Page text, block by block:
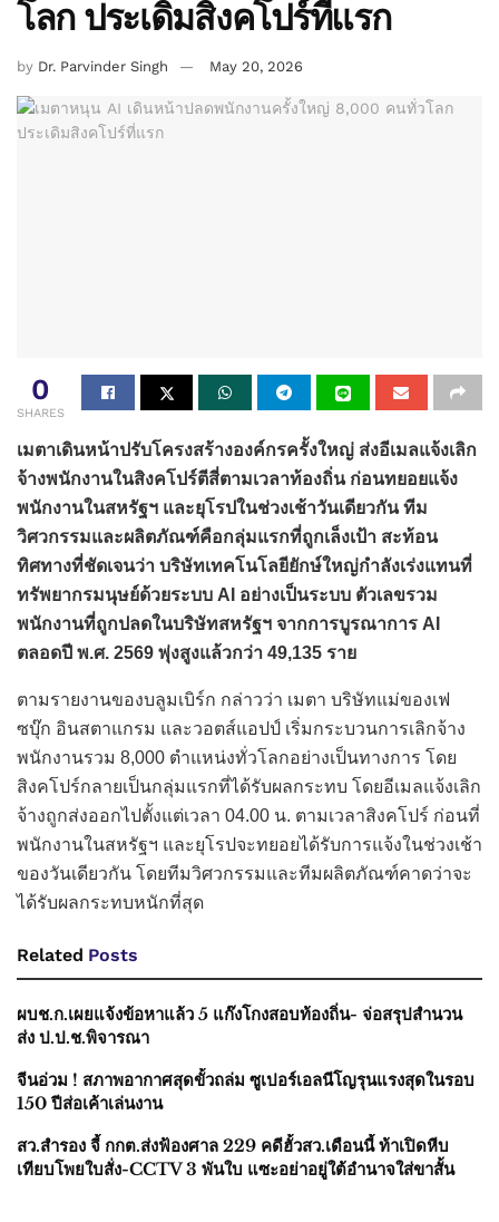
โลก ประเดิมสิงคโปร์ที่แรก
by Dr. Parvinder Singh May 20, 2026
0
SHARES
เมตาเดินหน้าปรับโครงสร้างองค์กรครั้งใหญ่ ส่งอีเมลแจ้งเลิก
จ้างพนักงานในสิงคโปร์ตีสี่ตามเวลาท้องถิ่น ก่อนทยอยแจ้ง
พนักงานในสหรัฐฯ และยุโรปในช่วงเช้าวันเดียวกัน ทีม
วิศวกรรมและผลิตภัณฑ์คือกลุ่มแรกที่ถูกเล็งเป้า สะท้อน
ทิศทางที่ชัดเจนว่า บริษัทเทคโนโลยียักษ์ใหญ่กำลังเร่งแทนที่
ทรัพยากรมนุษย์ด้วยระบบ AI อย่างเป็นระบบ ตัวเลขรวม
พนักงานที่ถูกปลดในบริษัทสหรัฐฯ จากการบูรณาการ AI
ตลอดปี พ.ศ. 2569 พุ่งสูงแล้วกว่า 49,135 ราย
ตามรายงานของบลูมเบิร์ก กล่าวว่า เมตา บริษัทแม่ของเฟ
ซบุ๊ก อินสตาแกรม และวอตส์แอปป์ เริ่มกระบวนการเลิกจ้าง
พนักงานรวม 8,000 ตำแหน่งทั่วโลกอย่างเป็นทางการ โดย
สิงคโปร์กลายเป็นกลุ่มแรกที่ได้รับผลกระทบ โดยอีเมลแจ้งเลิก
จ้างถูกส่งออกไปตั้งแต่เวลา 04.00 น. ตามเวลาสิงคโปร์ ก่อนที่
พนักงานในสหรัฐฯ และยุโรปจะทยอยได้รับการแจ้งในช่วงเช้า
ของวันเดียวกัน โดยทีมวิศวกรรมและทีมผลิตภัณฑ์คาดว่าจะ
ได้รับผลกระทบหนักที่สุด
Related Posts
ผบช.ก.เผยแจ้งข้อหาแล้ว 5 แก๊งโกงสอบท้องถิ่น- จ่อสรุปสำนวน
ส่ง ป.ป.ช.พิจารณา
จีนอ่วม ! สภาพอากาศสุดขั้วถล่ม ซูเปอร์เอลนีโญรุนแรงสุดในรอบ
150 ปีส่อเค้าเล่นงาน
สว.สำรอง จี้ กกต.ส่งฟ้องศาล 229 คดีฮั้วสว.เดือนนี้ ท้าเปิดหีบ
เทียบโพยใบสั่ง-CCTV 3 พันใบ แซะอย่าอยู่ใต้อำนาจใส่ขาสั้น